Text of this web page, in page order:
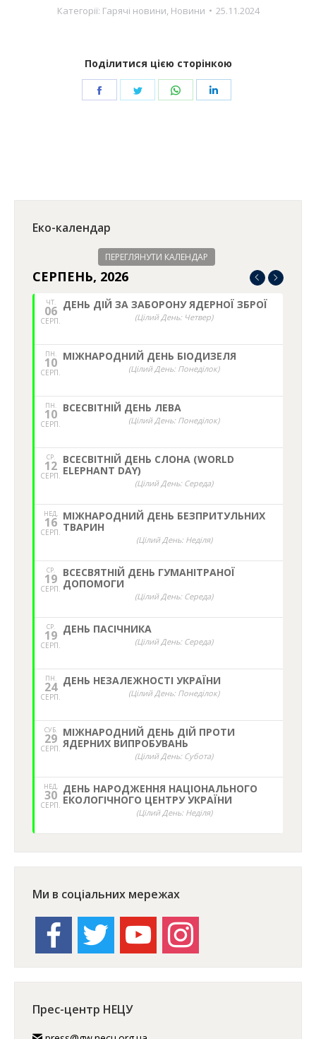
Категорії: Гарячі новини, Новини 25.11.2024
Поділитися цією сторінкою
Share
Share
Share
Еко-календар
ПЕРЕГЛЯНУТИ КАЛЕНДАР
СЕРПЕНЬ, 2026
ЧТ.
06
СЕРП.
ДЕНЬ ДІЙ ЗА ЗАБОРОНУ ЯДЕРНОЇ ЗБРОЇ
(Цілий День: Четвер)
ПН.
10
СЕРП.
МІЖНАРОДНИЙ ДЕНЬ БІОДИЗЕЛЯ
(Цілий День: Понеділок)
ПН.
10
СЕРП.
ВСЕСВІТНІЙ ДЕНЬ ЛЕВА
(Цілий День: Понеділок)
СР.
12
СЕРП.
ВСЕСВІТНІЙ ДЕНЬ СЛОНА (WORLD
ELEPHANT DAY)
(Цілий День: Середа)
НЕД,
16
СЕРП.
МІЖНАРОДНИЙ ДЕНЬ БЕЗПРИТУЛЬНИХ
ТВАРИН
(Цілий День: Неділя)
СР.
19
СЕРП.
ВСЕСВЯТНІЙ ДЕНЬ ГУМАНІТРАНОЇ
ДОПОМОГИ
(Цілий День: Середа)
СР.
19
СЕРП.
ДЕНЬ ПАСІЧНИКА
(Цілий День: Середа)
ПН.
24
СЕРП.
ДЕНЬ НЕЗАЛЕЖНОСТІ УКРАЇНИ
(Цілий День: Понеділок)
СУБ.
29
СЕРП.
МІЖНАРОДНИЙ ДЕНЬ ДІЙ ПРОТИ
ЯДЕРНИХ ВИПРОБУВАНЬ
(Цілий День: Субота)
НЕД,
30
СЕРП.
ДЕНЬ НАРОДЖЕННЯ НАЦІОНАЛЬНОГО
ЕКОЛОГІЧНОГО ЦЕНТРУ УКРАЇНИ
(Цілий День: Неділя)
Ми в соціальних мережах
facebook twitter youtube instagram
Прес-центр НЕЦУ